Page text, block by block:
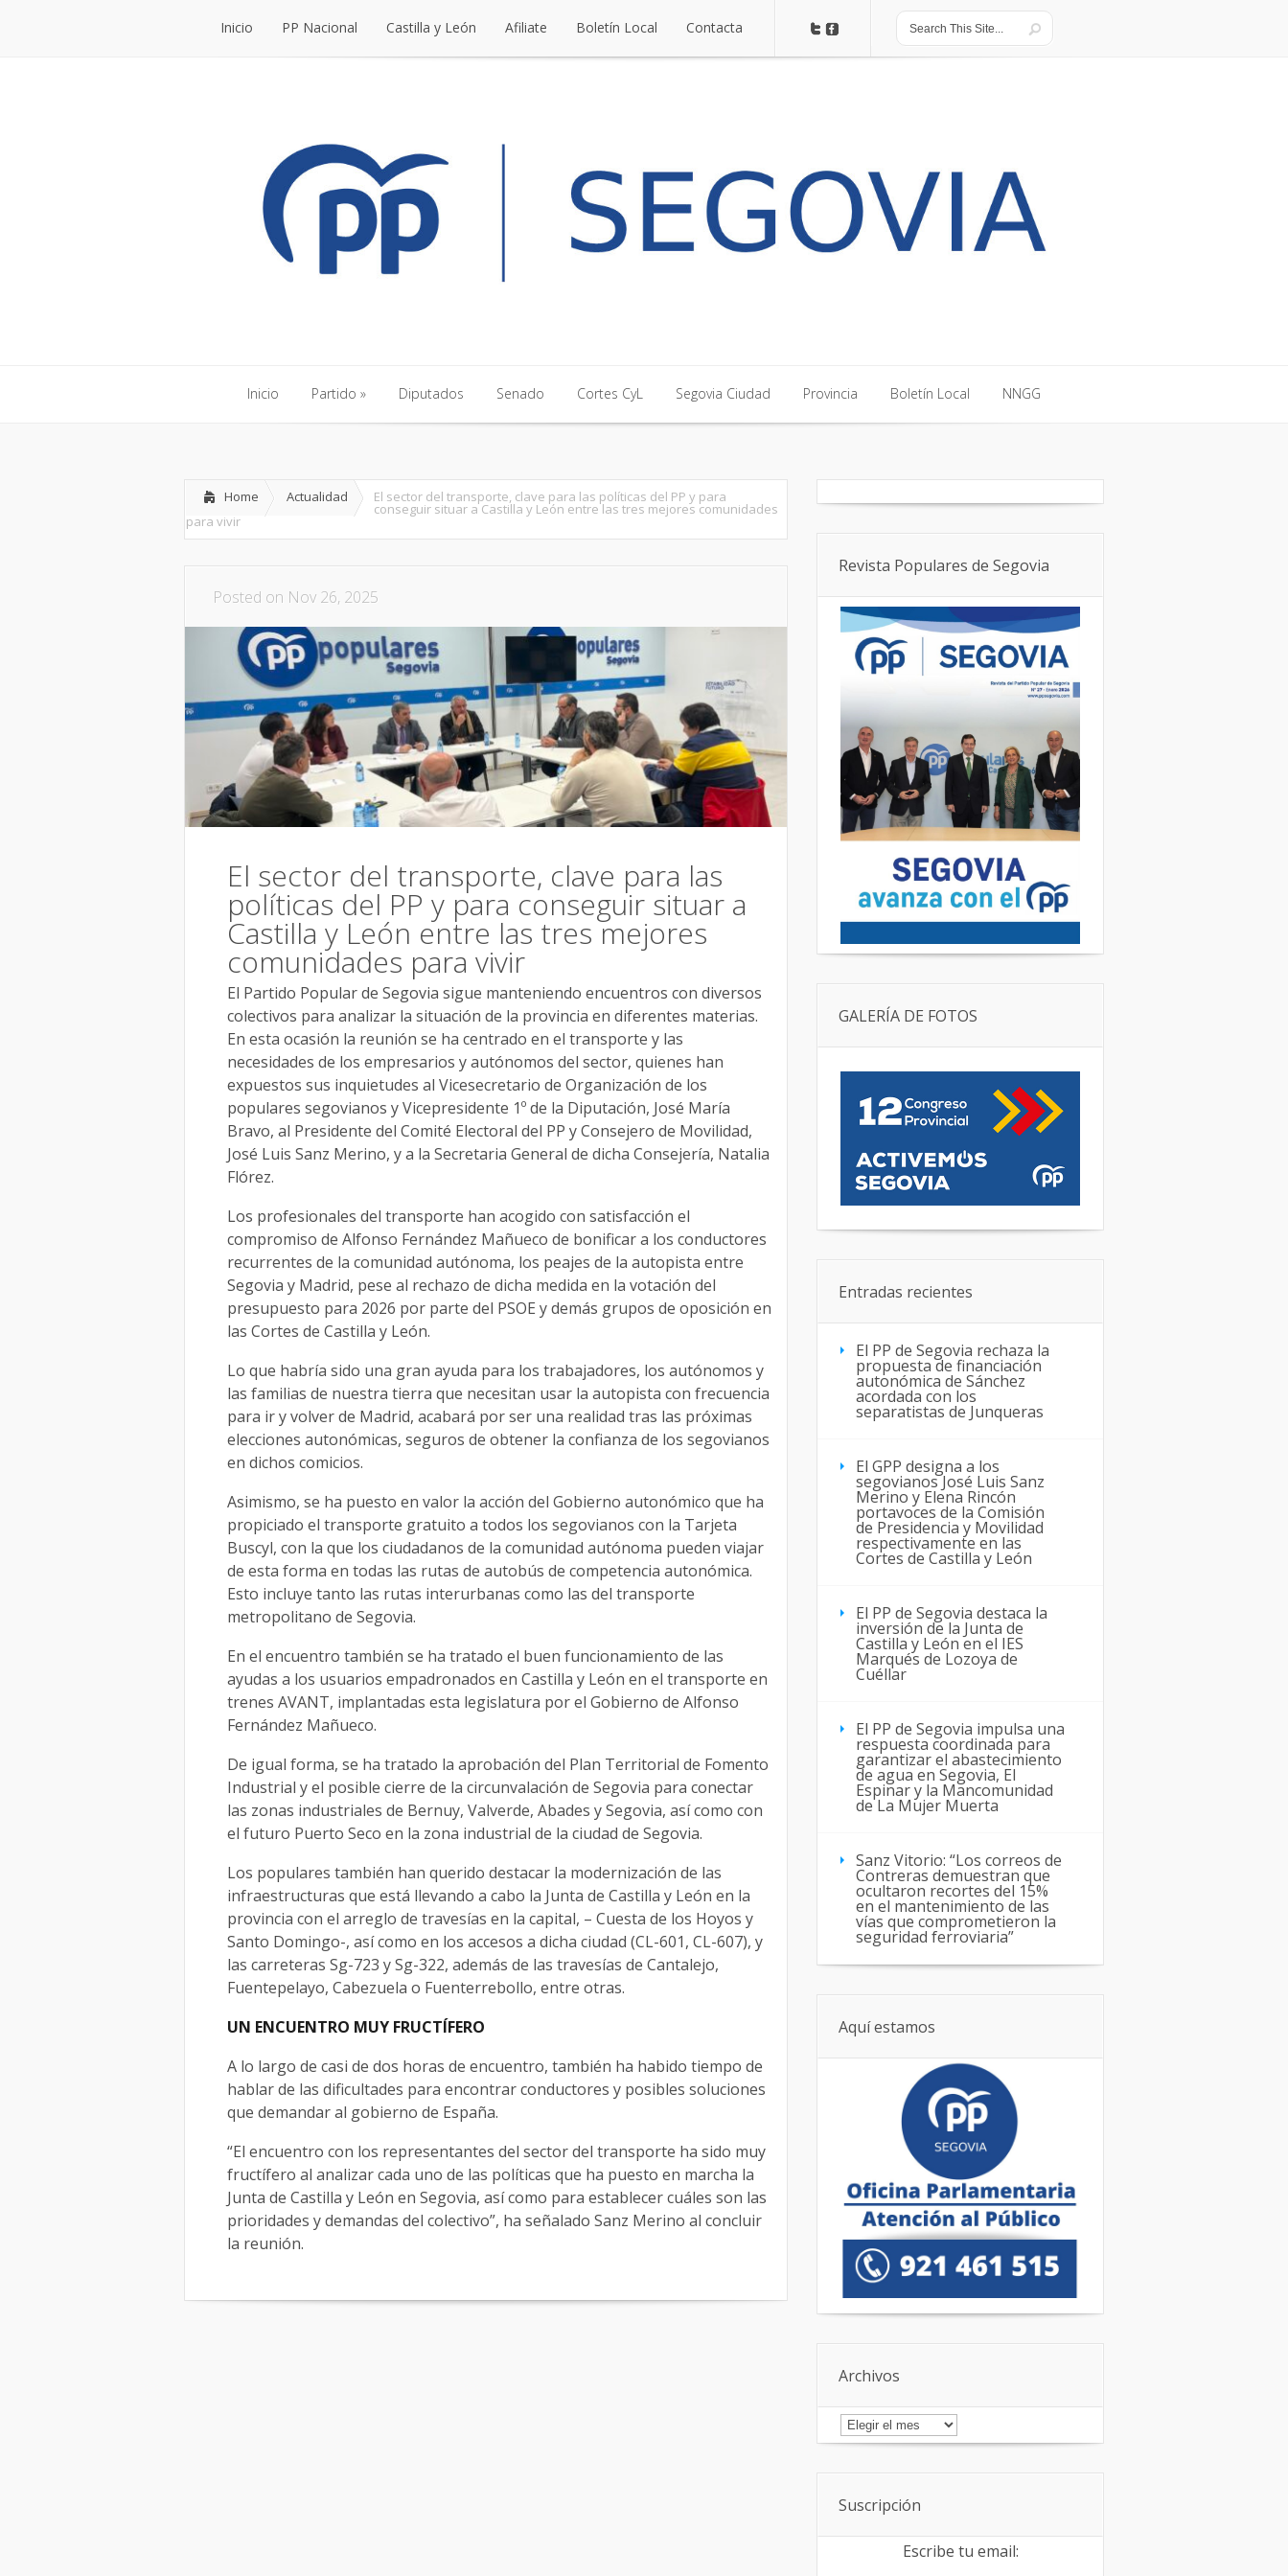
Inicio PP Nacional Castilla y León Afiliate Boletín Local Contacta
Inicio Partido Diputados Senado Cortes CyL Segovia Ciudad Provincia Boletín Local NNGG
Home Actualidad El sector del transporte, clave para las políticas del PP y para
conseguir situar a Castilla y León entre las tres mejores comunidades
para vivir
Posted on Nov 26, 2025
El sector del transporte, clave para las
políticas del PP y para conseguir situar a
Castilla y León entre las tres mejores
comunidades para vivir
El Partido Popular de Segovia sigue manteniendo encuentros con diversos
colectivos para analizar la situación de la provincia en diferentes materias.
En esta ocasión la reunión se ha centrado en el transporte y las
necesidades de los empresarios y autónomos del sector, quienes han
expuestos sus inquietudes al Vicesecretario de Organización de los
populares segovianos y Vicepresidente 1º de la Diputación, José María
Bravo, al Presidente del Comité Electoral del PP y Consejero de Movilidad,
José Luis Sanz Merino, y a la Secretaria General de dicha Consejería, Natalia
Flórez.
Los profesionales del transporte han acogido con satisfacción el
compromiso de Alfonso Fernández Mañueco de bonificar a los conductores
recurrentes de la comunidad autónoma, los peajes de la autopista entre
Segovia y Madrid, pese al rechazo de dicha medida en la votación del
presupuesto para 2026 por parte del PSOE y demás grupos de oposición en
las Cortes de Castilla y León.
Lo que habría sido una gran ayuda para los trabajadores, los autónomos y
las familias de nuestra tierra que necesitan usar la autopista con frecuencia
para ir y volver de Madrid, acabará por ser una realidad tras las próximas
elecciones autonómicas, seguros de obtener la confianza de los segovianos
en dichos comicios.
Asimismo, se ha puesto en valor la acción del Gobierno autonómico que ha
propiciado el transporte gratuito a todos los segovianos con la Tarjeta
Buscyl, con la que los ciudadanos de la comunidad autónoma pueden viajar
de esta forma en todas las rutas de autobús de competencia autonómica.
Esto incluye tanto las rutas interurbanas como las del transporte
metropolitano de Segovia.
En el encuentro también se ha tratado el buen funcionamiento de las
ayudas a los usuarios empadronados en Castilla y León en el transporte en
trenes AVANT, implantadas esta legislatura por el Gobierno de Alfonso
Fernández Mañueco.
De igual forma, se ha tratado la aprobación del Plan Territorial de Fomento
Industrial y el posible cierre de la circunvalación de Segovia para conectar
las zonas industriales de Bernuy, Valverde, Abades y Segovia, así como con
el futuro Puerto Seco en la zona industrial de la ciudad de Segovia.
Los populares también han querido destacar la modernización de las
infraestructuras que está llevando a cabo la Junta de Castilla y León en la
provincia con el arreglo de travesías en la capital, – Cuesta de los Hoyos y
Santo Domingo-, así como en los accesos a dicha ciudad (CL-601, CL-607), y
las carreteras Sg-723 y Sg-322, además de las travesías de Cantalejo,
Fuentepelayo, Cabezuela o Fuenterrebollo, entre otras.
UN ENCUENTRO MUY FRUCTÍFERO
A lo largo de casi de dos horas de encuentro, también ha habido tiempo de
hablar de las dificultades para encontrar conductores y posibles soluciones
que demandar al gobierno de España.
“El encuentro con los representantes del sector del transporte ha sido muy
fructífero al analizar cada uno de las políticas que ha puesto en marcha la
Junta de Castilla y León en Segovia, así como para establecer cuáles son las
prioridades y demandas del colectivo”, ha señalado Sanz Merino al concluir
la reunión.
Revista Populares de Segovia
GALERÍA DE FOTOS
Entradas recientes
El PP de Segovia rechaza la
propuesta de financiación
autonómica de Sánchez
acordada con los
separatistas de Junqueras
El GPP designa a los
segovianos José Luis Sanz
Merino y Elena Rincón
portavoces de la Comisión
de Presidencia y Movilidad
respectivamente en las
Cortes de Castilla y León
El PP de Segovia destaca la
inversión de la Junta de
Castilla y León en el IES
Marqués de Lozoya de
Cuéllar
El PP de Segovia impulsa una
respuesta coordinada para
garantizar el abastecimiento
de agua en Segovia, El
Espinar y la Mancomunidad
de La Mujer Muerta
Sanz Vitorio: “Los correos de
Contreras demuestran que
ocultaron recortes del 15%
en el mantenimiento de las
vías que comprometieron la
seguridad ferroviaria”
Aquí estamos
Archivos
Archivos
Suscripción
Escribe tu email: